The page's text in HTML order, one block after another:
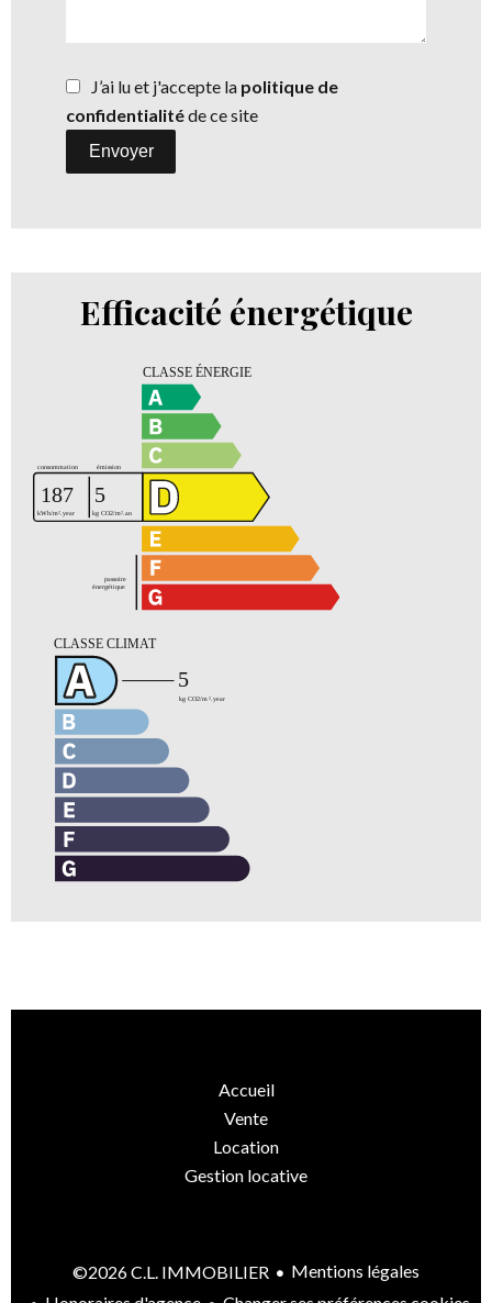
J’ai lu et j'accepte la politique de
confidentialitéde ce site
Envoyer
Efficacité énergétique
Accueil
Vente
Location
Gestion locative
©2026 C.L. IMMOBILIER
Mentions légales